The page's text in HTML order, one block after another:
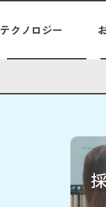
テクノロジー